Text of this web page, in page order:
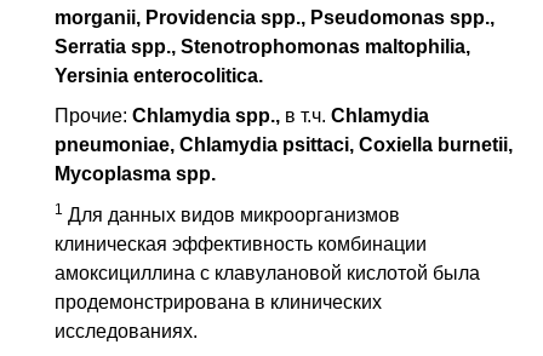
morganii, Providencia spp., Pseudomonas spp.,
Serratia spp., Stenotrophomonas maltophilia,
Yersinia enterocolitica.
Прочие: Chlamydia spp., в т.ч. Chlamydia
pneumoniae, Chlamydia psittaci, Coxiella burnetii,
Mycoplasma spp.
1 Для данных видов микроорганизмов
клиническая эффективность комбинации
амоксициллина с клавулановой кислотой была
продемонстрирована в клинических
исследованиях.